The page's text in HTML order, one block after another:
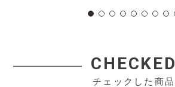
CHECKED
チェックした商品